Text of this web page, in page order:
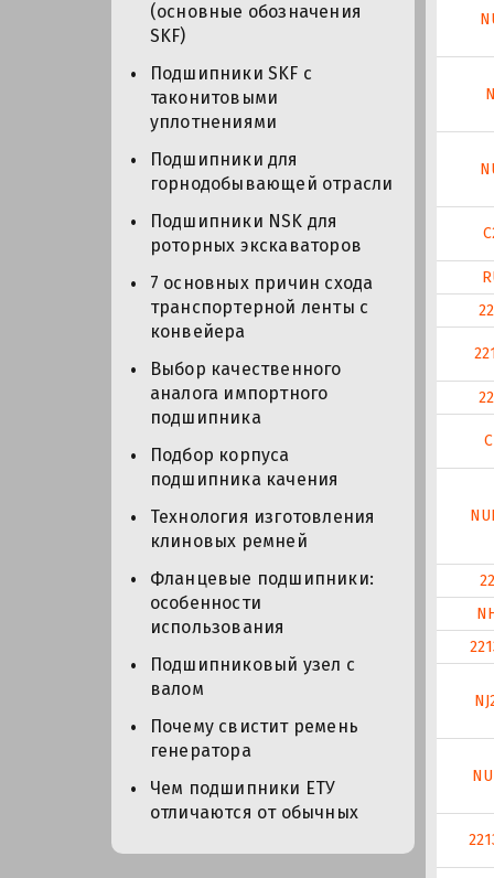
(основные обозначения
SKF)
Подшипники SKF с
таконитовыми
уплотнениями
Подшипники для
горнодобывающей отрасли
Подшипники NSK для
роторных экскаваторов
7 основных причин схода
транспортерной ленты с
конвейера
Выбор качественного
аналога импортного
подшипника
Подбор корпуса
подшипника качения
Технология изготовления
клиновых ремней
Фланцевые подшипники:
особенности
использования
Подшипниковый узел с
валом
Почему свистит ремень
генератора
Чем подшипники ЕТУ
отличаются от обычных